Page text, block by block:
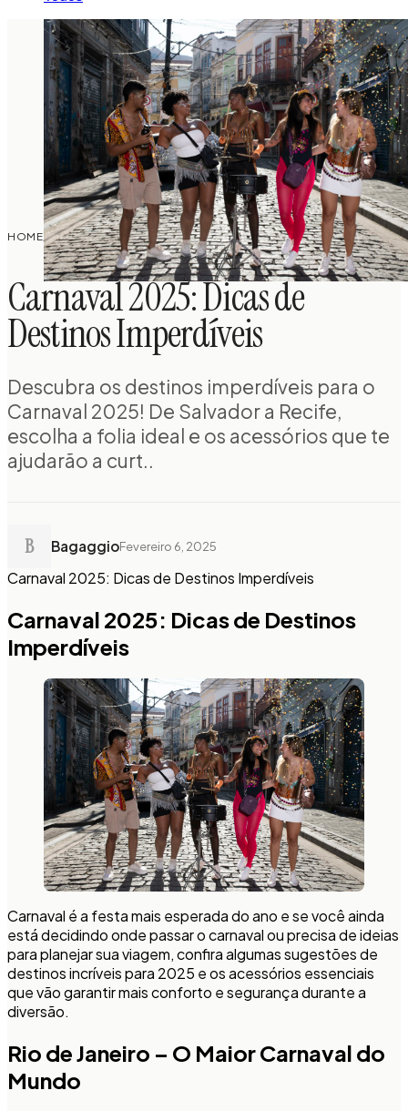
HOME/PLANEJAMENTO DE
VIAGEM
/CARNAVAL 2025: DICAS DE DESTINOS
IMPERDÍVEIS
Carnaval 2025: Dicas de
Destinos Imperdíveis
Descubra os destinos imperdíveis para o
Carnaval 2025! De Salvador a Recife,
escolha a folia ideal e os acessórios que te
ajudarão a curt..
B BagaggioFevereiro 6, 2025
Carnaval 2025: Dicas de Destinos Imperdíveis
Carnaval 2025: Dicas de Destinos
Imperdíveis
Carnaval é a festa mais esperada do ano e se você ainda
está decidindo onde passar o carnaval ou precisa de ideias
para planejar sua viagem, confira algumas sugestões de
destinos incríveis para 2025 e os acessórios essenciais
que vão garantir mais conforto e segurança durante a
diversão.
Rio de Janeiro – O Maior Carnaval do
Mundo